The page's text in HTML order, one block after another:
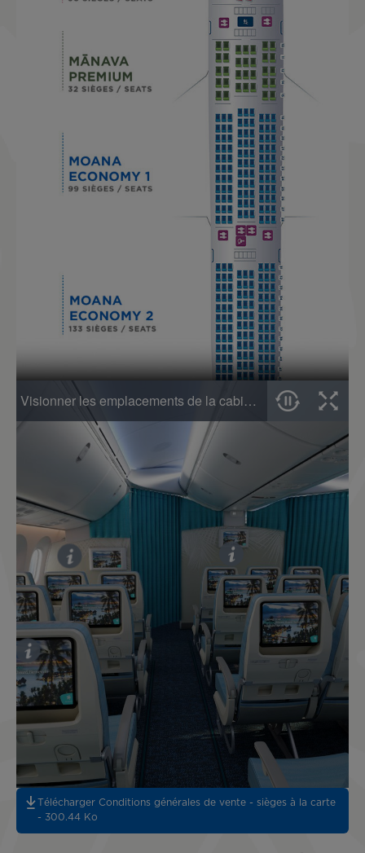
Télécharger Conditions générales de vente - sièges à la carte
- 300.44 Ko